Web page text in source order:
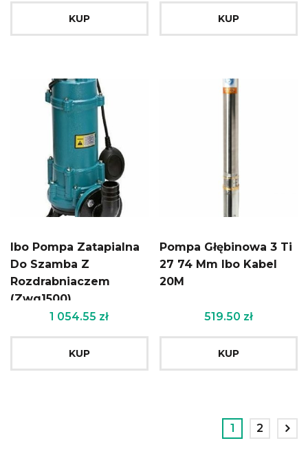
KUP KUP
Ibo Pompa Zatapialna
Do Szamba Z
Rozdrabniaczem
(Zwq1500)
1 054.55 zł
KUP
Pompa Głębinowa 3 Ti
27 74 Mm Ibo Kabel
20M
519.50 zł
KUP
1 2